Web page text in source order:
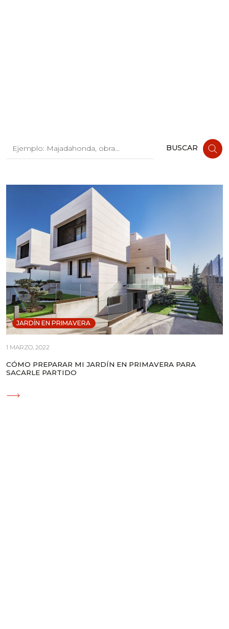
BUSCAR
JARDÍN EN PRIMAVERA
1 MARZO, 2022
CÓMO PREPARAR MI JARDÍN EN PRIMAVERA PARA
SACARLE PARTIDO